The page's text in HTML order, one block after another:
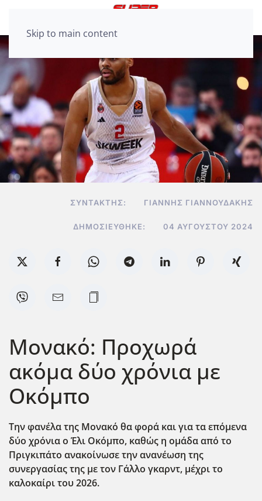
Skip to main content
ΣΥΝΤΆΚΤΗΣ: ΓΙΆΝΝΗΣ ΓΙΑΝΝΟΥΔΆΚΗΣ
ΔΗΜΟΣΙΕΎΘΗΚΕ: 04 ΑΥΓΟΎΣΤΟΥ 2024
Μονακό: Προχωρά
ακόμα δύο χρόνια με
Οκόμπο
Την φανέλα της Μονακό θα φορά και για τα επόμενα
δύο χρόνια ο Έλι Οκόμπο, καθώς η ομάδα από το
Πριγκιπάτο ανακοίνωσε την ανανέωση της
συνεργασίας της με τον Γάλλο γκαρντ, μέχρι το
καλοκαίρι του 2026.